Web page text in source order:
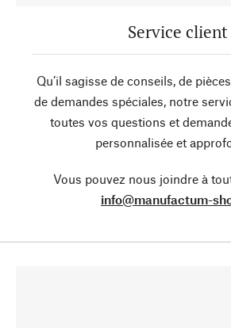
Service client
Qu’il sagisse de conseils, de
de demandes spéciales, notre
toutes vos questions et
personnalisée et
Vous pouvez nous joindre à
info@manufactum-